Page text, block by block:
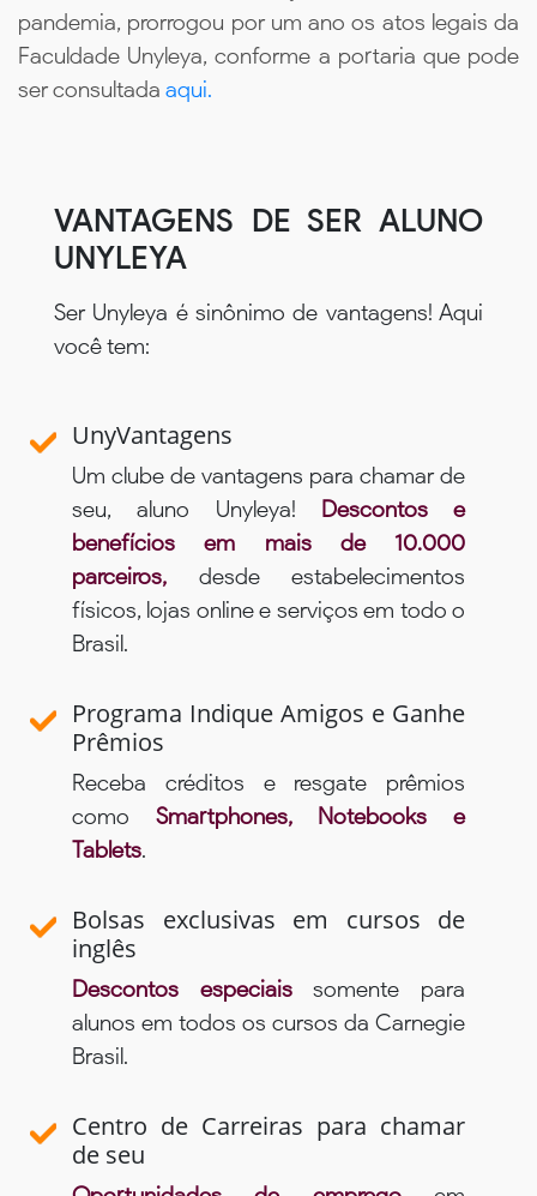
pandemia, prorrogou por um ano os atos legais da
Faculdade Unyleya, conforme a portaria que pode
ser consultada aqui.
VANTAGENS DE SER ALUNO
UNYLEYA
Ser Unyleya é sinônimo de vantagens! Aqui
você tem:
UnyVantagens
Um clube de vantagens para chamar de
seu, aluno Unyleya! Descontos e
benefícios em mais de 10.000
parceiros, desde estabelecimentos
físicos, lojas online e serviços em todo o
Brasil.
Programa Indique Amigos e Ganhe
Prêmios
Receba créditos e resgate prêmios
como Smartphones, Notebooks e
Tablets.
Bolsas exclusivas em cursos de
inglês
Descontos especiaissomente para
alunos em todos os cursos da Carnegie
Brasil.
Centro de Carreiras para chamar
de seu